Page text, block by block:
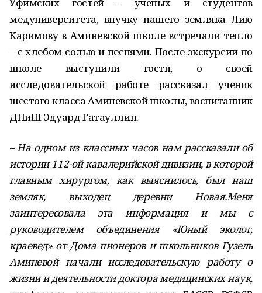
медуниверситета, внучку нашего земляка Лию
Каримову в Аминевской школе встречали тепло
– с хлебом-солью и песнями. После экскурсии по
школе выступили гости, о своей
исследовательской работе рассказал ученик
шестого класса Аминевской школы, воспитанник
ДПиШ Эдуард Гатауллин.
– На одном из классных часов нам рассказали об
истории 112-ой кавалерийской дивизии, в которой
главным хирургом, как выяснилось, был наш
земляк, выходец деревни Новая.Меня
заинтересовала эта информация и мы с
руководителем объединения «Юный эколог,
краевед» от Дома пионеров и школьников Гузель
Аминевой начали исследовательскую работу о
жизни и деятельности доктора медицинских наук,